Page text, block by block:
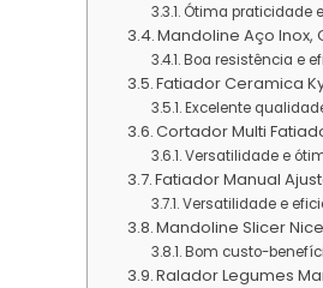
Ótima praticidade
Mandoline Aço Inox,
Boa resistência e
Fatiador Ceramica
Excelente
Cortador Multi
Versatilidade e
Fatiador Manual
Versatilidade e
Mandoline Slicer
Bom custo-
Ralador Legumes